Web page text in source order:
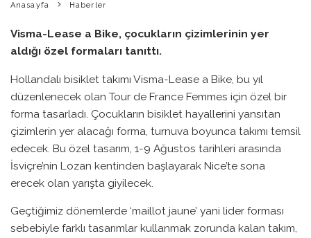
Anasayfa Haberler
Visma-Lease a Bike, çocukların çizimlerinin yer
aldığı özel formaları tanıttı.
Hollandalı bisiklet takımı Visma-Lease a Bike, bu yıl
düzenlenecek olan Tour de France Femmes için özel bir
forma tasarladı. Çocukların bisiklet hayallerini yansıtan
çizimlerin yer alacağı forma, turnuva boyunca takımı temsil
edecek. Bu özel tasarım, 1-9 Ağustos tarihleri arasında
İsviçre’nin Lozan kentinden başlayarak Nice’te sona
erecek olan yarışta giyilecek.
Geçtiğimiz dönemlerde ‘maillot jaune’ yani lider forması
sebebiyle farklı tasarımlar kullanmak zorunda kalan takım,